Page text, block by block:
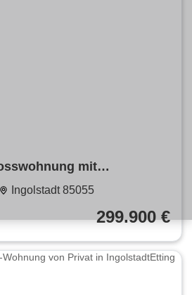
mit
Audi
Ingolstadt 85055
299.900 €